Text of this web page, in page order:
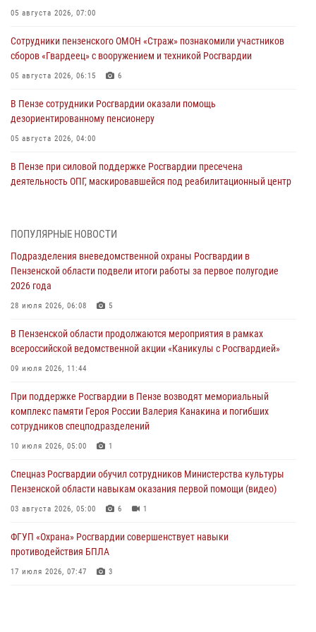
05 августа 2026, 07:00
Сотрудники пензенского ОМОН «Страж» познакомили участников
сборов «Гвардеец» с вооружением и техникой Росгвардии
05 августа 2026, 06:15 6
В Пензе сотрудники Росгвардии оказали помощь
дезориентированному пенсионеру
05 августа 2026, 04:00
В Пензе при силовой поддержке Росгвардии пресечена
деятельность ОПГ, маскировавшейся под реабилитационный центр
работы за первое полугодие 2026 года
Росгвардия обеспечила безопасность праздничных мероприятий в
В Пензе сотрудники Росгвардии задержали мужчину, который
дома
03 августа 2026, 05:59
Росгвардейцы Пензенской области отмечают 35-летие дежурной
03 августа 2026, 05:15
ПОПУЛЯРНЫЕ НОВОСТИ
Подразделения вневедомственной охраны Росгвардии в
Пензенской области подвели итоги работы за первое полугодие
2026 года
28 июля 2026, 06:08 5
В Пензенской области продолжаются мероприятия в рамках
всероссийской ведомственной акции «Каникулы с Росгвардией»
09 июля 2026, 11:44
При поддержке Росгвардии в Пензе возводят мемориальный
комплекс памяти Героя России Валерия Канакина и погибших
сотрудников спецподразделений
10 июля 2026, 05:00 1
Спецназ Росгвардии обучил сотрудников Министерства культуры
Пензенской области навыкам оказания первой помощи (видео)
03 августа 2026, 05:00 6 1
ФГУП «Охрана» Росгвардии совершенствует навыки
противодействия БПЛА
17 июля 2026, 07:47 3